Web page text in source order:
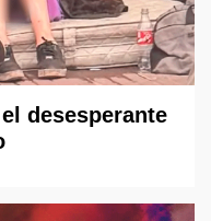
desesperante